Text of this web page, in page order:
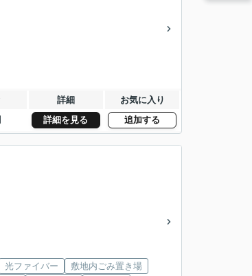
詳細 お気に入り
詳細を見る 追加する
光ファイバー
敷地内ごみ置き場